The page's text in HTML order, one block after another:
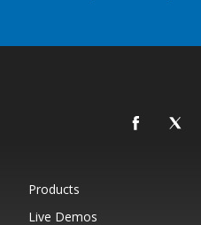
Products
Live Demos